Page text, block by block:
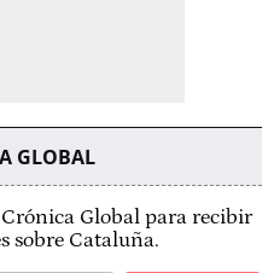
GLOBAL
Global para recibir
sobre Cataluña.